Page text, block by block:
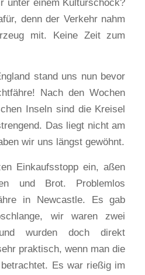
unter einem Kulturschock?
denn der Verkehr nahm
mit. Keine Zeit zum
stand uns nun bevor
Nach den Wochen
Inseln sind die Kreisel
Das liegt nicht am
wir uns längst gewöhnt.
Einkaufsstopp ein, aßen
und Brot. Problemlos
in Newcastle. Es gab
wir waren zwei
wurden doch direkt
praktisch, wenn man die
Es war rießig im